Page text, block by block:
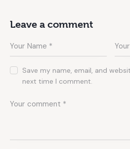
Leave a comment
Save my name, email, and
next time I comment.